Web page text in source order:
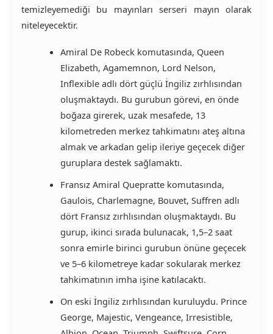
temizleyemediği bu mayınları serseri mayın olarak
niteleyecektir.
Amiral De Robeck komutasında, Queen
Elizabeth, Agamemnon, Lord Nelson,
Inflexible adlı dört güçlü İngiliz zırhlısından
oluşmaktaydı. Bu gurubun görevi, en önde
boğaza girerek, uzak mesafede, 13
kilometreden merkez tahkimatını ateş altına
almak ve arkadan gelip ileriye geçecek diğer
guruplara destek sağlamaktı.
Fransız Amiral Quepratte komutasında,
Gaulois, Charlemagne, Bouvet, Suffren adlı
dört Fransız zırhlısından oluşmaktaydı. Bu
gurup, ikinci sırada bulunacak, 1,5–2 saat
sonra emirle birinci gurubun önüne geçecek
ve 5–6 kilometreye kadar sokularak merkez
tahkimatının imha işine katılacaktı.
On eski İngiliz zırhlısından kuruluydu. Prince
George, Majestic, Vengeance, Irresistible,